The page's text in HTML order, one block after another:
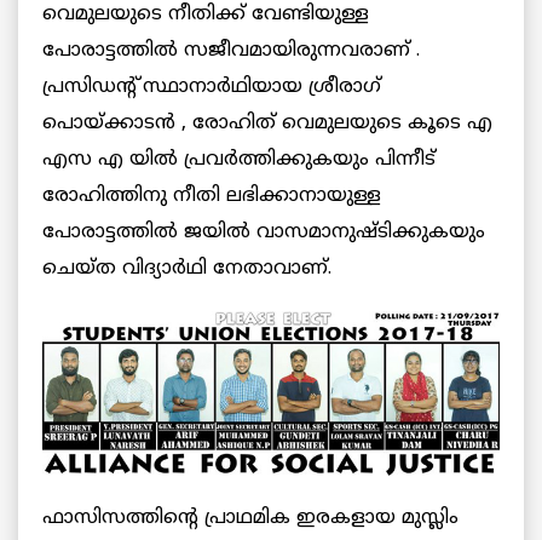
വെമുലയുടെ നീതിക്ക് വേണ്ടിയുള്ള
പോരാട്ടത്തിൽ സജീവമായിരുന്നവരാണ് .
പ്രസിഡന്റ് സ്ഥാനാർഥിയായ ശ്രീരാഗ്
പൊയ്ക്കാടൻ , രോഹിത് വെമുലയുടെ കൂടെ എ
എസ എ യിൽ പ്രവർത്തിക്കുകയും പിന്നീട്
രോഹിത്തിനു നീതി ലഭിക്കാനായുള്ള
പോരാട്ടത്തിൽ ജയിൽ വാസമാനുഷ്ടിക്കുകയും
ചെയ്ത വിദ്യാർഥി നേതാവാണ്.
ഫാസിസത്തിന്റെ പ്രാഥമിക ഇരകളായ മുസ്ലിം